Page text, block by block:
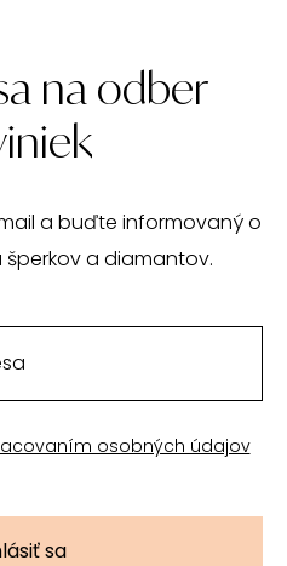
na odber
a buďte informovaný o
a diamantov.
osobných údajov
sa